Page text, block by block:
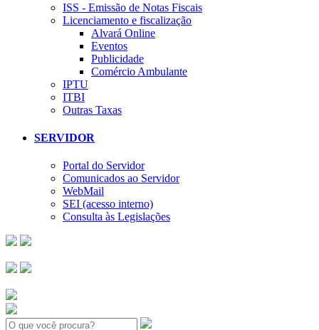
ISS - Emissão de Notas Fiscais
Licenciamento e fiscalização
Alvará Online
Eventos
Publicidade
Comércio Ambulante
IPTU
ITBI
Outras Taxas
SERVIDOR
Portal do Servidor
Comunicados ao Servidor
WebMail
SEI (acesso interno)
Consulta às Legislações
Search: